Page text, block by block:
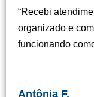
“Recebi
organizado e
funcionando
Antônia F.